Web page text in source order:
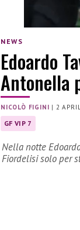
NEWS
Edoardo
Antonella
NICOLÒ FIGINI | 2
GF VIP 7
Nella notte
Fiordelisi solo per